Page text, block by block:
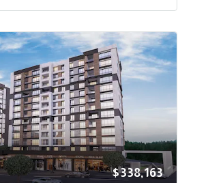
$338,163